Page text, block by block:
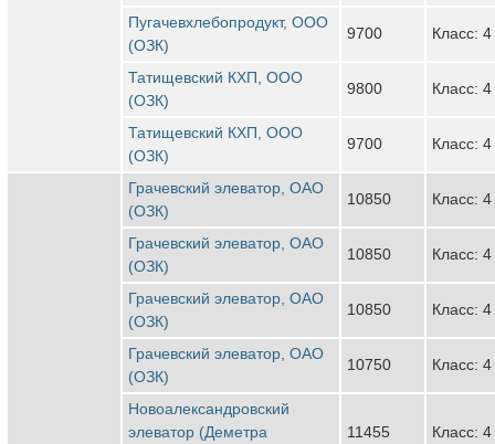
Пугачевхлебопродукт, ООО
(ОЗК)
9700 Класс: 4
Татищевский КХП, ООО
(ОЗК)
9800 Класс: 4
Татищевский КХП, ООО
(ОЗК)
9700 Класс: 4
Грачевский элеватор, ОАО
(ОЗК)
10850 Класс: 4
Грачевский элеватор, ОАО
(ОЗК)
10850 Класс: 4
Грачевский элеватор, ОАО
(ОЗК)
10850 Класс: 4
Грачевский элеватор, ОАО
(ОЗК)
10750 Класс: 4
Новоалександровский
элеватор (Деметра
11455 Класс: 4